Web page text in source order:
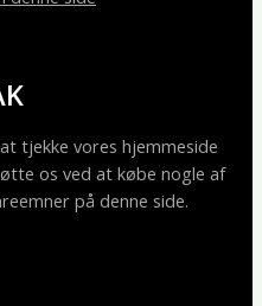
tjekke vores hjemmeside
os ved at købe nogle af
på denne side.